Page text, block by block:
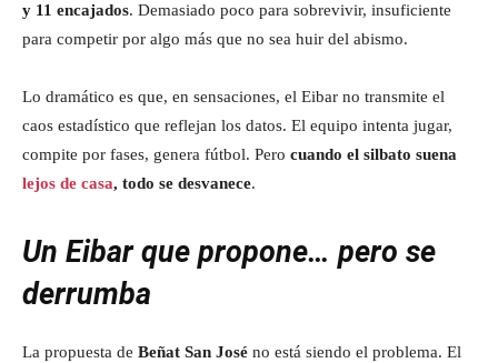
y 11 encajados. Demasiado poco para sobrevivir, insuficiente
para competir por algo más que no sea huir del abismo.
Lo dramático es que, en sensaciones, el Eibar no transmite el
caos estadístico que reflejan los datos. El equipo intenta jugar,
compite por fases, genera fútbol. Pero cuando el silbato suena
lejos de casa, todo se desvanece.
Un Eibar que propone… pero se
derrumba
La propuesta de Beñat San José no está siendo el problema. El